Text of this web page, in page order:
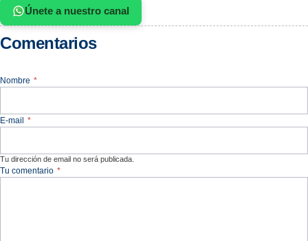
Únete a nuestro canal
Comentarios
Nombre *
E-mail *
Tu dirección de email no será publicada.
Tu comentario *